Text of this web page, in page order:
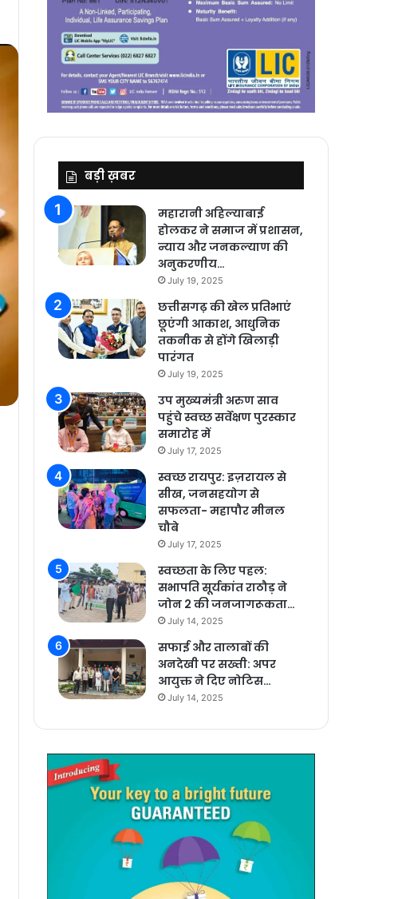
बड़ी ख़बर
महारानी अहिल्याबाई
होलकर ने समाज में प्रशासन,
न्याय और जनकल्याण की
अनुकरणीय…
July 19, 2025
छत्तीसगढ़ की खेल प्रतिभाएं
छूएंगी आकाश, आधुनिक
तकनीक से होंगे खिलाड़ी
पारंगत
July 19, 2025
उप मुख्यमंत्री अरुण साव
पहुंचे स्वच्छ सर्वेक्षण पुरस्कार
समारोह में
July 17, 2025
स्वच्छ रायपुर: इज़रायल से
सीख, जनसहयोग से
सफलता- महापौर मीनल
चौबे
July 17, 2025
स्वच्छता के लिए पहल:
सभापति सूर्यकांत राठौड़ ने
जोन 2 की जनजागरूकता…
July 14, 2025
सफाई और तालाबों की
अनदेखी पर सख्ती: अपर
आयुक्त ने दिए नोटिस…
July 14, 2025